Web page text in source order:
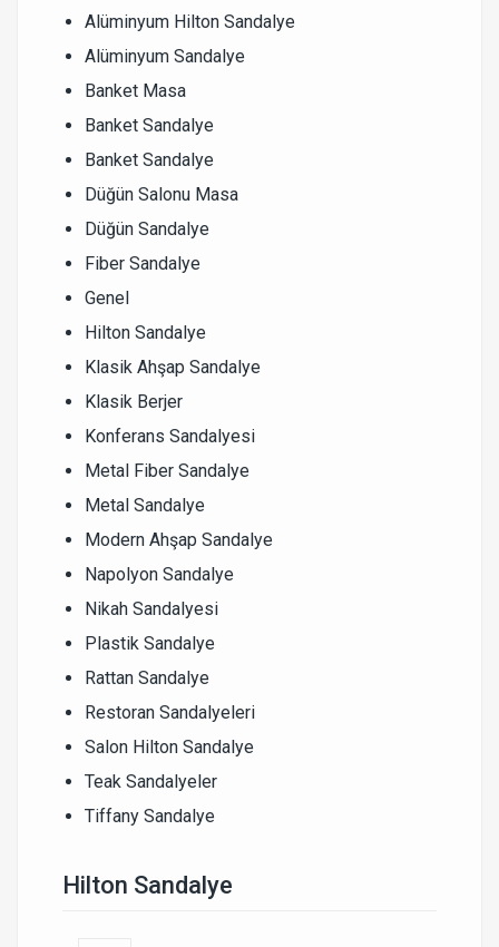
Alüminyum Hilton Sandalye
Alüminyum Sandalye
Banket Masa
Banket Sandalye
Banket Sandalye
Düğün Salonu Masa
Düğün Sandalye
Fiber Sandalye
Genel
Hilton Sandalye
Klasik Ahşap Sandalye
Klasik Berjer
Konferans Sandalyesi
Metal Fiber Sandalye
Metal Sandalye
Modern Ahşap Sandalye
Napolyon Sandalye
Nikah Sandalyesi
Plastik Sandalye
Rattan Sandalye
Restoran Sandalyeleri
Salon Hilton Sandalye
Teak Sandalyeler
Tiffany Sandalye
Hilton Sandalye